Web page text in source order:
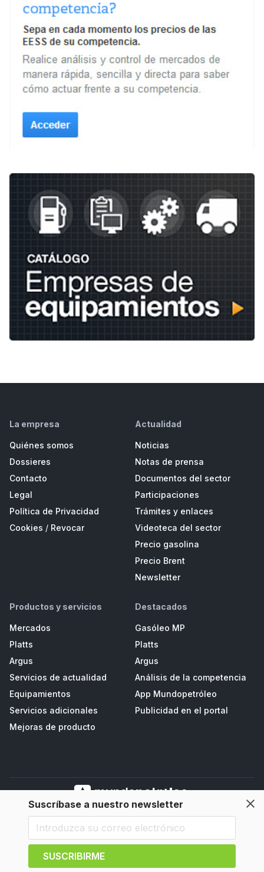
Suscríbase a nuestro newsletter
SUSCRIBIRME
La empresa
Quiénes somos
Dossieres
Contacto
Legal
Política de Privacidad
Cookies / Revocar
Actualidad
Noticias
Notas de prensa
Documentos del sector
Participaciones
Trámites y enlaces
Videoteca del sector
Precio gasolina
Precio Brent
Newsletter
Productos y servicios
Mercados
Platts
Argus
Servicios de actualidad
Equipamientos
Servicios adicionales
Mejoras de producto
Destacados
Gasóleo MP
Platts
Argus
Análisis de la competencia
App Mundopetróleo
Publicidad en el portal
Mundopetroleo Petrored, S.L. Polígono de Salcedo II, Parc. D3 - Navia
(33710), Asturias, España